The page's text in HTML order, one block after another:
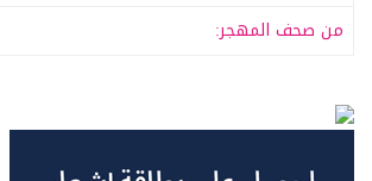
من صحف المهجر: